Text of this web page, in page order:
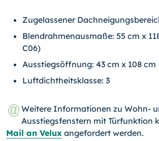
Zugelassener
Blendrahmenausmaße: 55 cm x
C06)
Ausstiegsöffnung: 43 cm x 108 cm
Luftdichtheitsklasse: 3
Weitere Informationen zu Wohn-
Ausstiegsfenstern mit Türfunktion
Mail an Velux angefordert werden.